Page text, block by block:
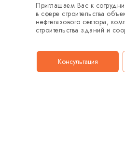
Приглашаем Вас к
в сфере строительства
нефтегазового сектора,
строительства зданий и
Консультация